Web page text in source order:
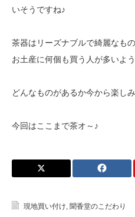
いそうですね♪
茶器はリーズナブルで綺麗なも
お土産に何個も買う人が多いよう
どんなものがあるか今から楽し
今回はここまで茶オ～♪
現地買い付け 聞香堂のこだわり